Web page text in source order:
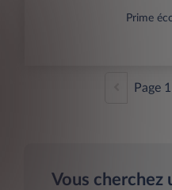
Prime
Page 1
Vous cherchez